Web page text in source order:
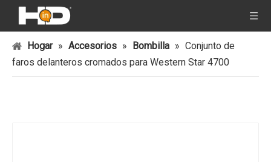
Hogar » Accesorios » Bombilla » Conjunto de
faros delanteros cromados para Western Star 4700